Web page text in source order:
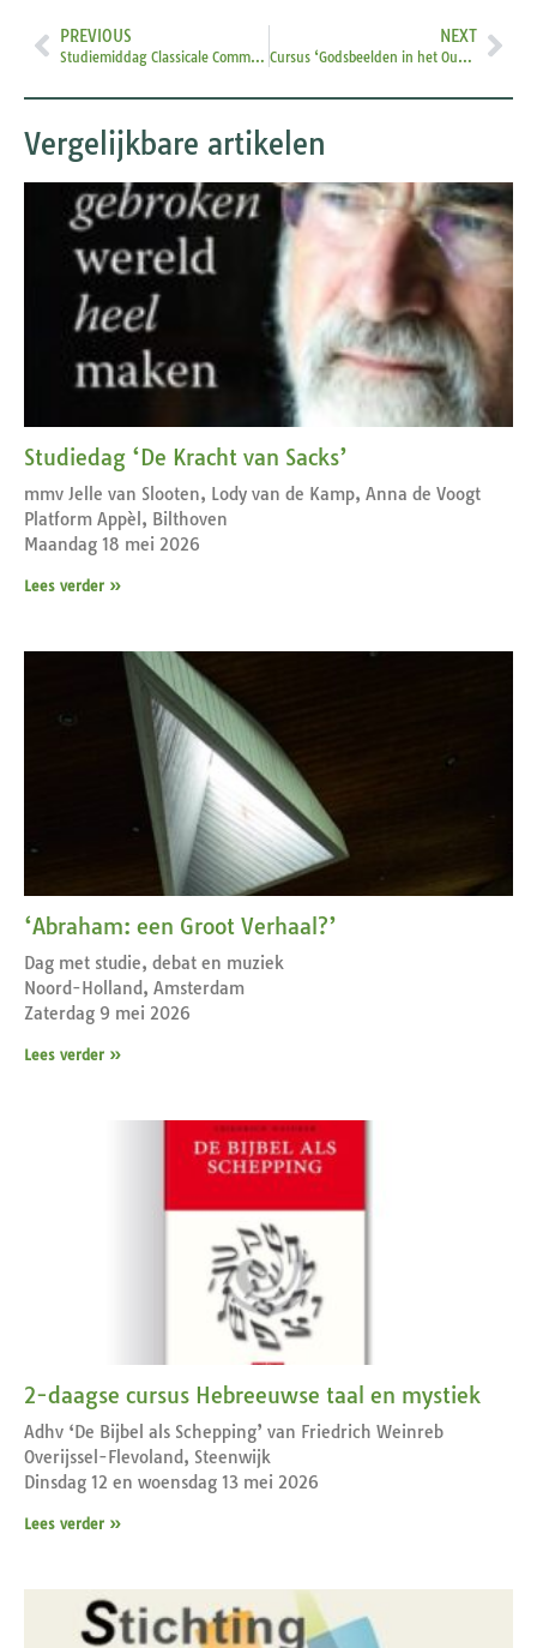
PREVIOUS
Studiemiddag Classicale Commissie Veluwe
NEXT
Cursus ‘Godsbeelden in het Oude Testament’
Vergelijkbare artikelen
Studiedag ‘De Kracht van Sacks’
mmv Jelle van Slooten, Lody van de Kamp, Anna de Voogt
Platform Appèl, Bilthoven
Maandag 18 mei 2026
Lees verder »
‘Abraham: een Groot Verhaal?’
Dag met studie, debat en muziek
Noord-Holland, Amsterdam
Zaterdag 9 mei 2026
Lees verder »
2-daagse cursus Hebreeuwse taal en mystiek
Adhv ‘De Bijbel als Schepping’ van Friedrich Weinreb
Overijssel-Flevoland, Steenwijk
Dinsdag 12 en woensdag 13 mei 2026
Lees verder »